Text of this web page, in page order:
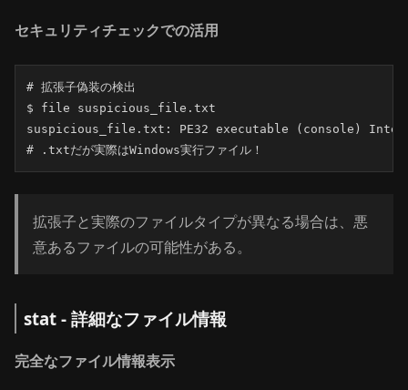
セキュリティチェックでの活用
# 拡張子偽装の検出
$ file suspicious_file.txt
suspicious_file.txt: PE32 executable (console) Intel
# .txtだが実際はWindows実行ファイル！
拡張子と実際のファイルタイプが異なる場合は、悪
意あるファイルの可能性がある。
stat - 詳細なファイル情報
完全なファイル情報表示